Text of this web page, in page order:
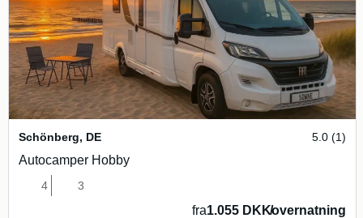
Schönberg, DE 5.0 (1)
Autocamper Hobby
4 3
fra1.055 DKK/overnatning